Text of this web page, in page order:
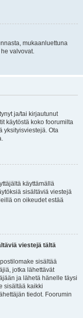
mukaanluettuna
valvovat.
ja/tai kirjautunut
käytöstä koko foorumilta
yksityisviestejä. Ota
käyttämällä
sisältäviä viestejä
on oikeudet estää
viestejä tältä
sisältää
jotka lähettävät
ja lähetä hänelle täysi
sisältää kaikki
tiedot. Foorumin